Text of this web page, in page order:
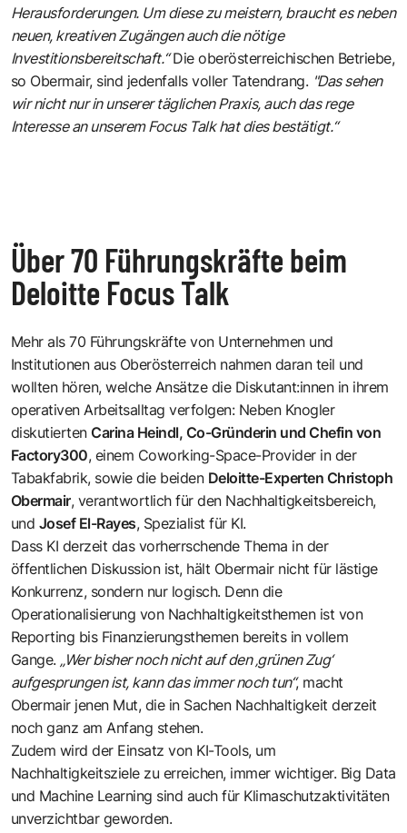
Herausforderungen. Um diese zu meistern, braucht es neben
neuen, kreativen Zugängen auch die nötige
Investitionsbereitschaft.“Die oberösterreichischen Betriebe,
so Obermair, sind jedenfalls voller Tatendrang. "Das sehen
wir nicht nur in unserer täglichen Praxis, auch das rege
Interesse an unserem Focus Talk hat dies bestätigt.“
Über 70 Führungskräfte beim
Deloitte Focus Talk
Mehr als 70 Führungskräfte von Unternehmen und
Institutionen aus Oberösterreich nahmen daran teil und
wollten hören, welche Ansätze die Diskutant:innen in ihrem
operativen Arbeitsalltag verfolgen: Neben Knogler
diskutiertenCarina Heindl, Co-Gründerin und Chefin von
Factory300, einem Coworking-Space-Provider in der
Tabakfabrik, sowie die beiden Deloitte-Experten Christoph
Obermair, verantwortlich für den Nachhaltigkeitsbereich,
und Josef El-Rayes, Spezialist für KI.
Dass KI derzeit das vorherrschende Thema in der
öffentlichen Diskussion ist, hält Obermair nicht für lästige
Konkurrenz, sondern nur logisch. Denn die
Operationalisierung von Nachhaltigkeitsthemen ist von
Reporting bis Finanzierungsthemen bereits in vollem
Gange. „Wer bisher noch nicht auf den ‚grünen Zug‘
aufgesprungen ist, kann das immer noch tun“, macht
Obermair jenen Mut, die in Sachen Nachhaltigkeit derzeit
noch ganz am Anfang stehen.
Zudem wird der Einsatz von KI-Tools, um
Nachhaltigkeitsziele zu erreichen, immer wichtiger. Big Data
und Machine Learning sind auch für Klimaschutzaktivitäten
unverzichtbar geworden.